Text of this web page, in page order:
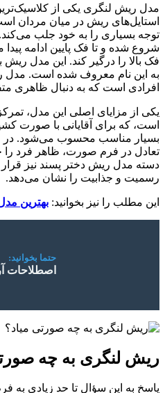
مدل ریش لنگری یکی از
استایل‌های ریش در میان مردان
توجه بسیاری را به خود جلب
شروع شده و تا فک پایین ادامه پیدا
فک بالا را درگیر کند. این مدل ریش
به این نام معروف شده است. مدل
افرادی است که به دنبال ظاهری
یکی از مزایای اصلی این مدل،
است، که برای آقایانی با صورت
بسیار مناسب محسوب می‌شود. در
تعادل در فرم صورت، ظاهر فرد را
دسته مدل ریش دختر پسند نیز
رسمیت و جذابیت را نشان می‌دهد.
این مطلب را نیز بخوانید: بهترین
حتما بخوانید:
اصطلاحات
ریش لنگری به چه
پاسخ به این سؤال تا حد زیادی به